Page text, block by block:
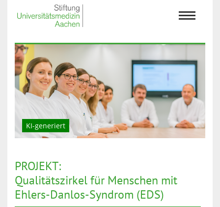
KI-generiert
PROJEKT:
Qualitätszirkel für Menschen mit
Ehlers-Danlos-Syndrom (EDS)